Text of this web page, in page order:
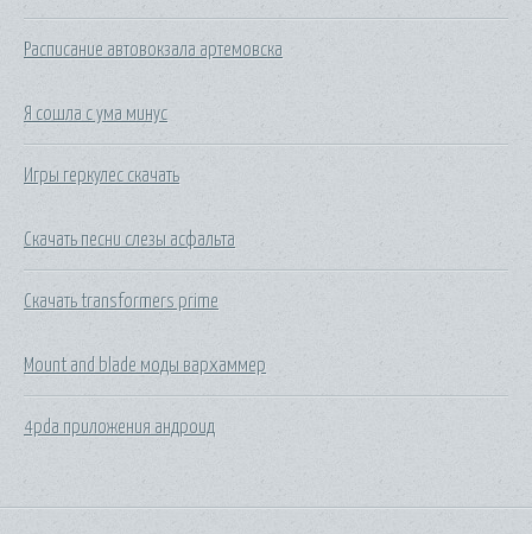
Расписание автовокзала артемовска
Я сошла с ума минус
Игры геркулес скачать
Скачать песни слезы асфальта
Скачать transformers prime
Mount and blade моды вархаммер
4pda приложения андроид